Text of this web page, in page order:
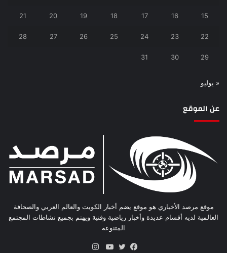
15
16
17
18
19
20
21
22
23
24
25
26
27
28
29
30
31
« يوليو
عن الموقع
موقع مرصد الأخباري هو موقع يضم أخبار الكويت والعالم العربي والصحافة
العالمية لديه أقسام عديدة وأخبار رياضية وفنية ويهتم بجميع نشاطات المجتمع
المتنوعة